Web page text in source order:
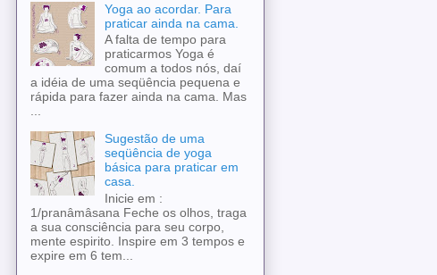
Yoga ao acordar. Para
praticar ainda na cama.
A falta de tempo para
praticarmos Yoga é
comum a todos nós, daí
a idéia de uma seqüência pequena e
rápida para fazer ainda na cama. Mas
...
Sugestão de uma
seqüência de yoga
básica para praticar em
casa.
Inicie em :
1/pranâmâsana Feche os olhos, traga
a sua consciência para seu corpo,
mente espirito. Inspire em 3 tempos e
expire em 6 tem...